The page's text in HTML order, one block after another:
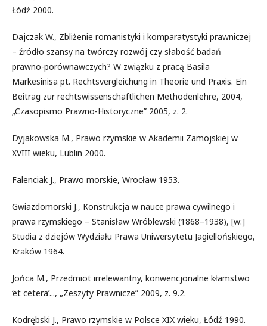
Łódź 2000.
Dajczak W., Zbliżenie romanistyki i komparatystyki prawniczej
– źródło szansy na twórczy rozwój czy słabość badań
prawno-porównawczych? W związku z pracą Basila
Markesinisa pt. Rechtsvergleichung in Theorie und Praxis. Ein
Beitrag zur rechtswissenschaftlichen Methodenlehre, 2004,
„Czasopismo Prawno-Historyczne” 2005, z. 2.
Dyjakowska M., Prawo rzymskie w Akademii Zamojskiej w
XVIII wieku, Lublin 2000.
Falenciak J., Prawo morskie, Wrocław 1953.
Gwiazdomorski J., Konstrukcja w nauce prawa cywilnego i
prawa rzymskiego – Stanisław Wróblewski (1868–1938), [w:]
Studia z dziejów Wydziału Prawa Uniwersytetu Jagiellońskiego,
Kraków 1964.
Jońca M., Przedmiot irrelewantny, konwencjonalne kłamstwo
‘et cetera’..., „Zeszyty Prawnicze” 2009, z. 9.2.
Kodrębski J., Prawo rzymskie w Polsce XIX wieku, Łódź 1990.